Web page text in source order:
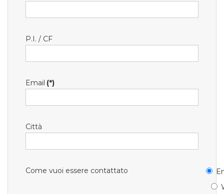
P.I. / CF
Email (*)
Città
Come vuoi essere contattato